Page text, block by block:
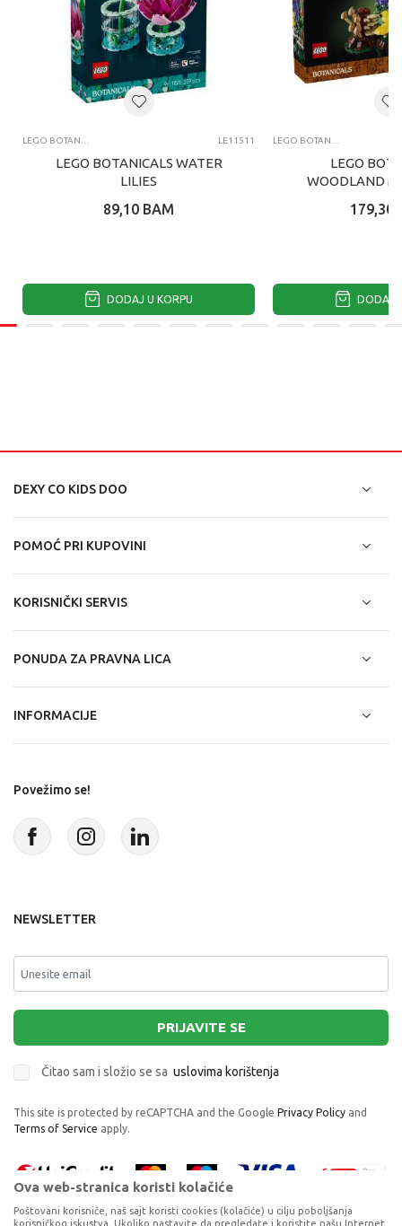
LEGO BOTANICAL COLLECTION LE11511
LEGO BOTANICALS WATER
LILIES
89,10 BAM
DODAJ U KORPU
LEGO BOTANICAL COLLECTION
LEGO
WOODLAND
179,30
DODAJ
DEXY CO KIDS DOO
POMOĆ PRI KUPOVINI
KORISNIČKI SERVIS
PONUDA ZA PRAVNA LICA
INFORMACIJE
Povežimo se!
NEWSLETTER
PRIJAVITE SE
Čitao sam i složio se sa uslovima korištenja
This site is protected by reCAPTCHA and the Google Privacy Policy and
Terms of Service apply.
Ova web-stranica koristi kolačiće
Poštovani korisniče, naš sajt koristi cookies (kolačiće) u cilju poboljšanja
korisničkog iskustva. Ukoliko nastavite da pregledate i koristite našu Internet